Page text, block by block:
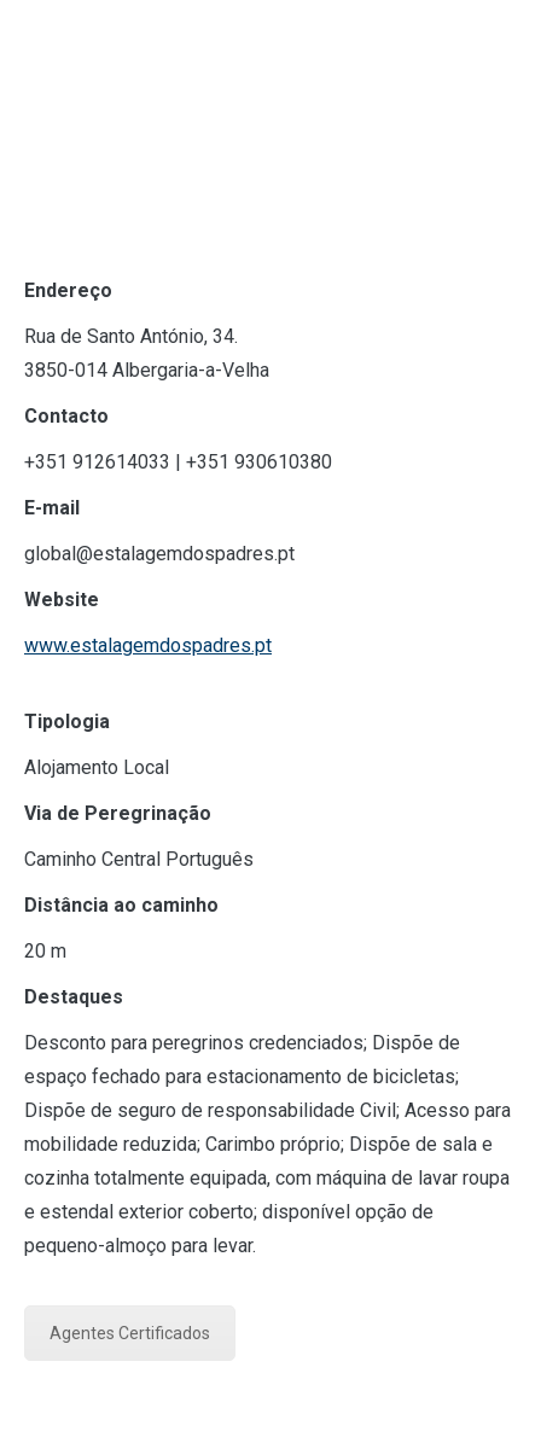
Endereço
Rua de Santo António, 34.
3850-014 Albergaria-a-Velha
Contacto
+351 912614033 | +351 930610380
E-mail
global@estalagemdospadres.pt
Website
www.estalagemdospadres.pt
Tipologia
Alojamento Local
Via de Peregrinação
Caminho Central Português
Distância ao caminho
20 m
Destaques
Desconto para peregrinos credenciados; Dispõe de
espaço fechado para estacionamento de bicicletas;
Dispõe de seguro de responsabilidade Civil; Acesso para
mobilidade reduzida; Carimbo próprio; Dispõe de sala e
cozinha totalmente equipada, com máquina de lavar roupa
e estendal exterior coberto; disponível opção de
pequeno-almoço para levar.
Agentes Certificados